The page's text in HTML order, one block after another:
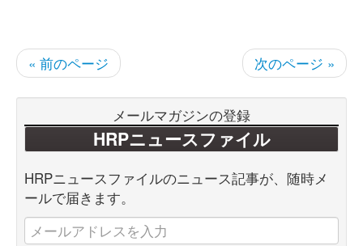
« 前のページ 次のページ »
メールマガジンの登録
HRPニュースファイル
HRPニュースファイルのニュース記事が、随時メ
ールで届きます。